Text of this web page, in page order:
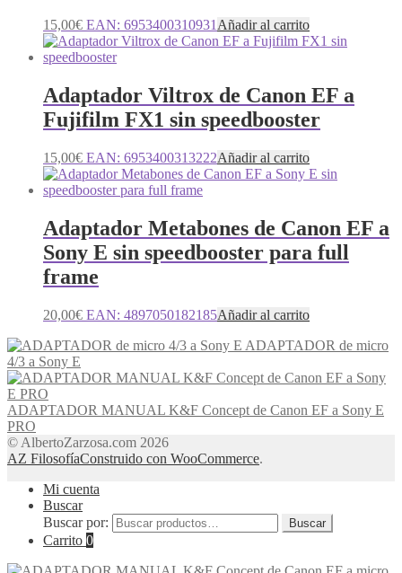
15,00€ EAN: 6953400310931 Añadir al carrito
Adaptador Viltrox de Canon EF a
Fujifilm FX1 sin speedbooster
15,00€ EAN: 6953400313222Añadir al carrito
Adaptador Metabones de Canon EF a
Sony E sin speedbooster para full
frame
20,00€ EAN: 4897050182185Añadir al carrito
ADAPTADOR de micro
4/3 a Sony E
ADAPTADOR MANUAL K&F Concept de Canon EF a Sony E
PRO
© AlbertoZarzosa.com 2026
AZ FilosofíaConstruido con WooCommerce.
Mi cuenta
Buscar
Buscar por:
Buscar
Carrito 0